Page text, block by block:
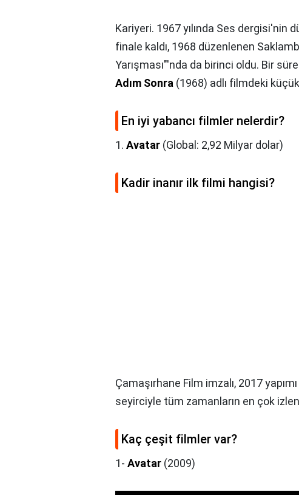
Kariyeri. 1967 yılında Ses dergisi'nin
finale kaldı, 1968 düzenlenen
Yarışması"'nda da birinci oldu. Bir
Adım Sonra (1968) adlı filmdeki
En iyi yabancı filmler nelerdir?
1. Avatar (Global: 2,92 Milyar dolar)
Kadir inanır ilk filmi hangisi?
Çamaşırhane Film imzalı, 2017 yapımı
seyirciyle tüm zamanların en çok
Kaç çeşit filmler var?
1- Avatar (2009)